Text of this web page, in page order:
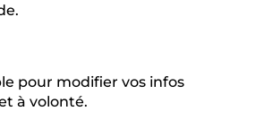
pour modifier vos infos
à volonté.